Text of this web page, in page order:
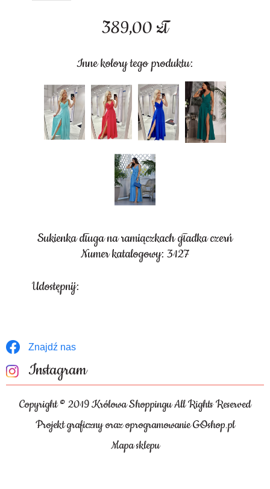
389,00 zł
Inne kolory tego produktu:
Sukienka długa na ramiączkach gładka czerń
Numer katalogowy: 3127
Udostępnij:
Znajdź nas
Instagram
Copyright © 2019 Królowa Shoppingu All Rights Reserved
Projekt graficzny oraz oprogramowanie GOshop.pl
Mapa sklepu